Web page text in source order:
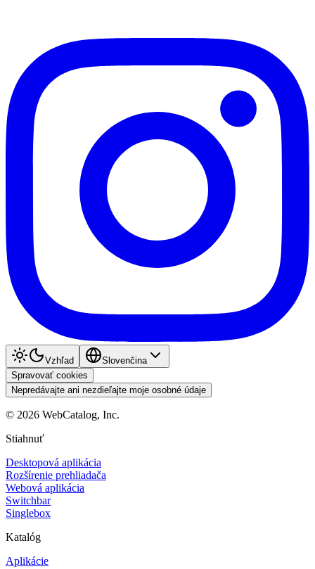
Vzhľad
Slovenčina
Spravovať cookies
Nepredávajte ani nezdieľajte moje osobné údaje
© 2026 WebCatalog, Inc.
Stiahnuť
Desktopová aplikácia
Rozšírenie prehliadača
Webová aplikácia
Switchbar
Singlebox
Katalóg
Aplikácie